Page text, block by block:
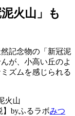
火山」も
記念物の「新冠泥
が、小高い丘のよ
ズムを感じられる
】byふるラボみつ